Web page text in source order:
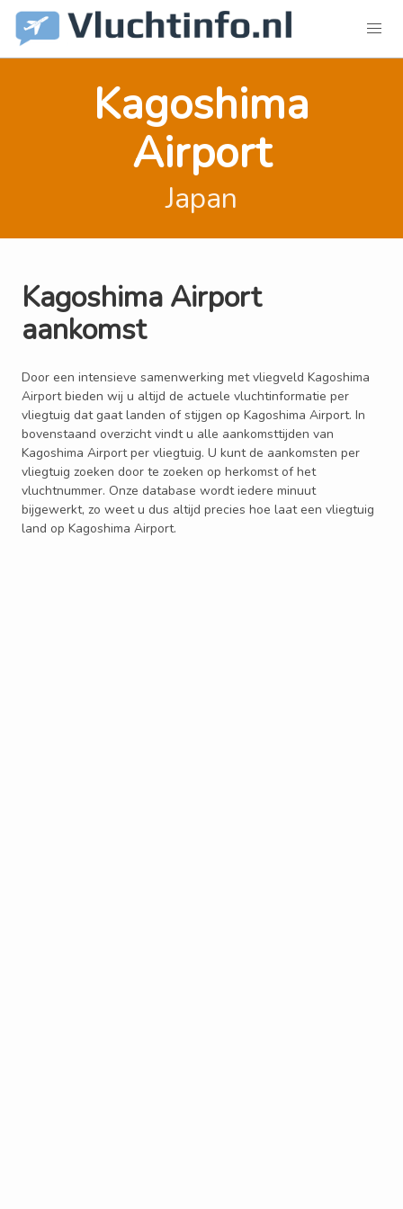
Kagoshima
Airport
Japan
Kagoshima Airport
aankomst
Door een intensieve samenwerking met vliegveld Kagoshima
Airport bieden wij u altijd de actuele vluchtinformatie per
vliegtuig dat gaat landen of stijgen op Kagoshima Airport. In
bovenstaand overzicht vindt u alle aankomsttijden van
Kagoshima Airport per vliegtuig. U kunt de aankomsten per
vliegtuig zoeken door te zoeken op herkomst of het
vluchtnummer. Onze database wordt iedere minuut
bijgewerkt, zo weet u dus altijd precies hoe laat een vliegtuig
land op Kagoshima Airport.